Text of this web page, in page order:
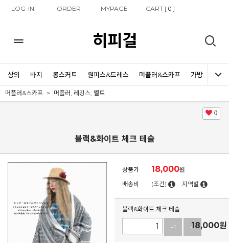
LOG-IN ORDER MYPAGE CART [0 ]
히피걸
상의 바지 롱스커트 원피스&드레스 머플러&스카프 가방 신발
머플러&스카프 머플러, 레깅스, 벨트
0
블랙&화이트 체크 테슬
상품가 18,000원
배송비
(조건) 지역별
블랙&화이트 체크 테슬
+1 -1
18,000원